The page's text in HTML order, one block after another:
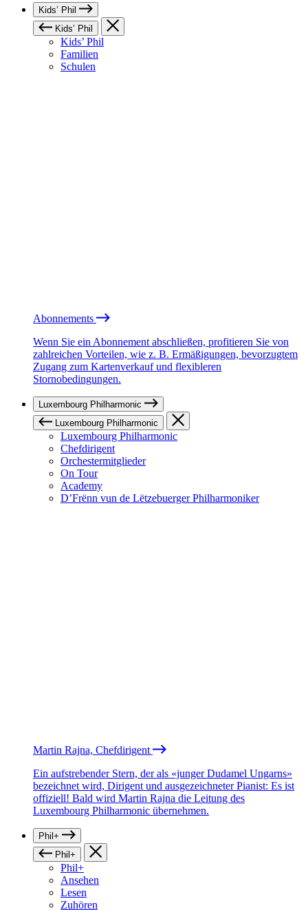
Kids’ Phil
Kids’ Phil
Kids’ Phil
Familien
Schulen
Abonnements
Wenn Sie ein Abonnement abschließen, profitieren Sie von
zahlreichen Vorteilen, wie z. B. Ermäßigungen, bevorzugtem
Zugang zum Kartenverkauf und flexibleren
Stornobedingungen.
Luxembourg Philharmonic
Luxembourg Philharmonic
Luxembourg Philharmonic
Chefdirigent
Orchestermitglieder
On Tour
Academy
D’Frënn vun de Lëtzebuerger Philharmoniker
Martin Rajna, Chefdirigent
Ein aufstrebender Stern, der als «junger Dudamel Ungarns»
bezeichnet wird, Dirigent und ausgezeichneter Pianist: Es ist
offiziell! Bald wird Martin Rajna die Leitung des
Luxembourg Philharmonic übernehmen.
Phil+
Phil+
Phil+
Ansehen
Lesen
Zuhören